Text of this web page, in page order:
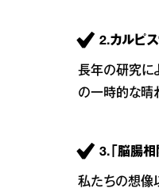
2.カルピ
長年の研究に
の一時的な晴
3.「脳腸
私たちの想像